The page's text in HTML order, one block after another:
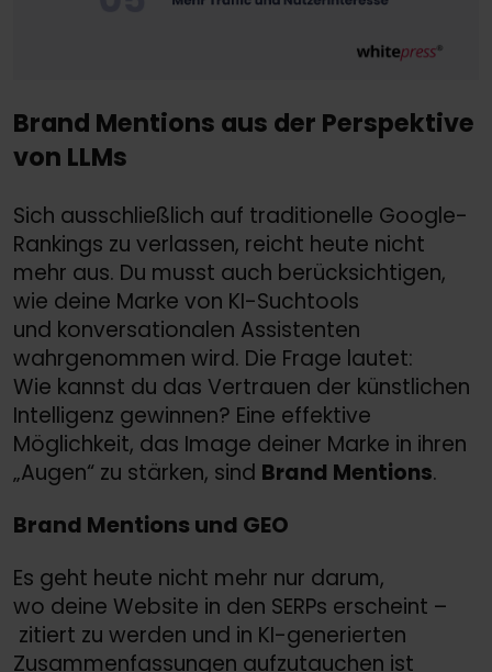
Brand Mentions aus der Perspektive
von LLMs
Sich ausschließlich auf traditionelle Google-
Rankings zu verlassen, reicht heute nicht
mehr aus. Du musst auch berücksichtigen,
wie deine Marke von KI-Suchtools
und konversationalen Assistenten
wahrgenommen wird. Die Frage lautet:
Wie kannst du das Vertrauen der künstlichen
Intelligenz gewinnen? Eine effektive
Möglichkeit, das Image deiner Marke in ihren
„Augen“ zu stärken, sind Brand Mentions.
Brand Mentions und GEO
Es geht heute nicht mehr nur darum,
wo deine Website in den SERPs erscheint –
zitiert zu werden und in KI-generierten
Zusammenfassungen aufzutauchen ist